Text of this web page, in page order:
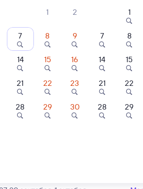
8,3
Казань — Сочи
Отправление и прибытие по местному
1 2
7 8 9
14 15 16
21 22 23
28 29 30
1
7 8
14 15
21 22
28 29